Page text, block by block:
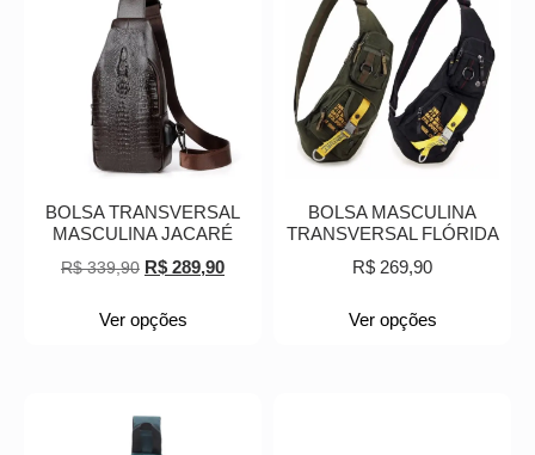
BOLSA TRANSVERSAL
MASCULINA JACARÉ
R$339,90 R$ 289,90
Ver opções
BOLSA MASCULINA
TRANSVERSAL FLÓRIDA
R$ 269,90
Ver opções